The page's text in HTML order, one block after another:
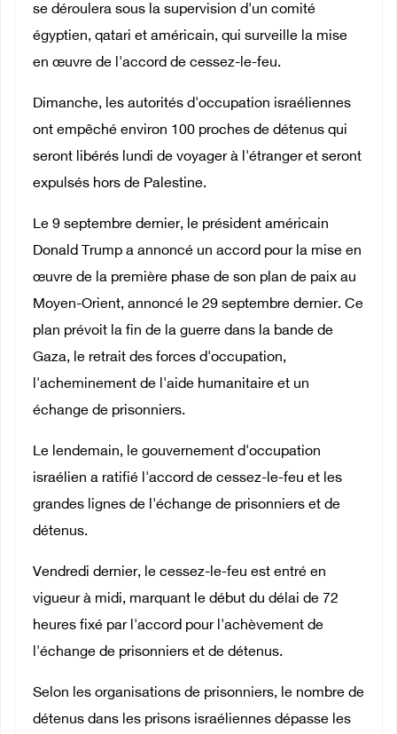
se déroulera sous la supervision d'un comité
égyptien, qatari et américain, qui surveille la mise
en œuvre de l'accord de cessez-le-feu.
Dimanche, les autorités d'occupation israéliennes
ont empêché environ 100 proches de détenus qui
seront libérés lundi de voyager à l'étranger et seront
expulsés hors de Palestine.
Le 9 septembre dernier, le président américain
Donald Trump a annoncé un accord pour la mise en
œuvre de la première phase de son plan de paix au
Moyen-Orient, annoncé le 29 septembre dernier. Ce
plan prévoit la fin de la guerre dans la bande de
Gaza, le retrait des forces d'occupation,
l'acheminement de l'aide humanitaire et un
échange de prisonniers.
Le lendemain, le gouvernement d'occupation
israélien a ratifié l'accord de cessez-le-feu et les
grandes lignes de l'échange de prisonniers et de
détenus.
Vendredi dernier, le cessez-le-feu est entré en
vigueur à midi, marquant le début du délai de 72
heures fixé par l'accord pour l'achèvement de
l'échange de prisonniers et de détenus.
Selon les organisations de prisonniers, le nombre de
détenus dans les prisons israéliennes dépasse les